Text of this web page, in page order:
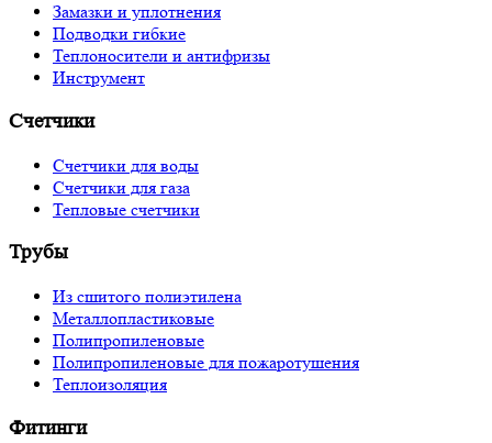
Замазки и уплотнения
Подводки гибкие
Теплоносители и антифризы
Инструмент
Счетчики
Счетчики для воды
Счетчики для газа
Тепловые счетчики
Трубы
Из сшитого полиэтилена
Металлопластиковые
Полипропиленовые
Полипропиленовые для пожаротушения
Теплоизоляция
Фитинги